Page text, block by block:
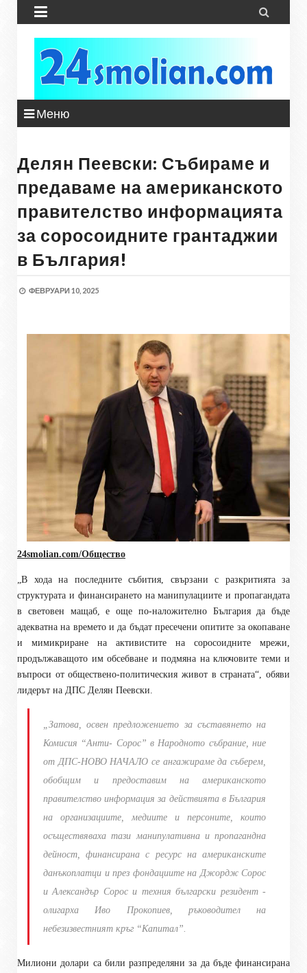
 
Меню
Делян Пеевски: Събираме и
предаваме на американското
правителство информацията
за соросоидните грантаджии
в България!
ФЕВРУАРИ 10, 2025
24smolian.com/Общество
„В хода на последните събития, свързани с разкритията за
структурата и финансирането на манипулациите и пропагандата
в световен мащаб, е още по-наложително България да бъде
адекватна на времето и да бъдат пресечени опитите за окопаване
и мимикриране на активистите на соросоидните мрежи,
продължаващото им обсебване и подмяна на ключовите теми и
въпроси от обществено-политическия живот в страната“, обяви
лидерът на ДПС Делян Пеевски.
„Затова, освен предложението за съставянето на
Комисия “Анти- Сорос” в Народното събрание, ние
от ДПС-НОВО НАЧАЛО се ангажираме да съберем,
обобщим и предоставим на американското
правителство информация за действията в България
на организациите, медиите и персоните, които
осъществяваха тази манипулативна и пропагандна
дейност, финансирана с ресурс на американските
данъкоплатци и през фондациите на Джордж Сорос
и Александър Сорос и техния български резидент -
олигарха Иво Прокопиев, ръководител на
небезизвестният кръг “Капитал”.
Милиони долари са били разпределяни за да бъде финансирана